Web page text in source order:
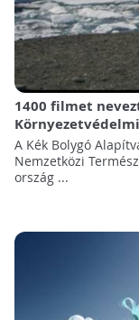
1400 filmet
A Kék Bolygó
Nemzetközi
ország ...